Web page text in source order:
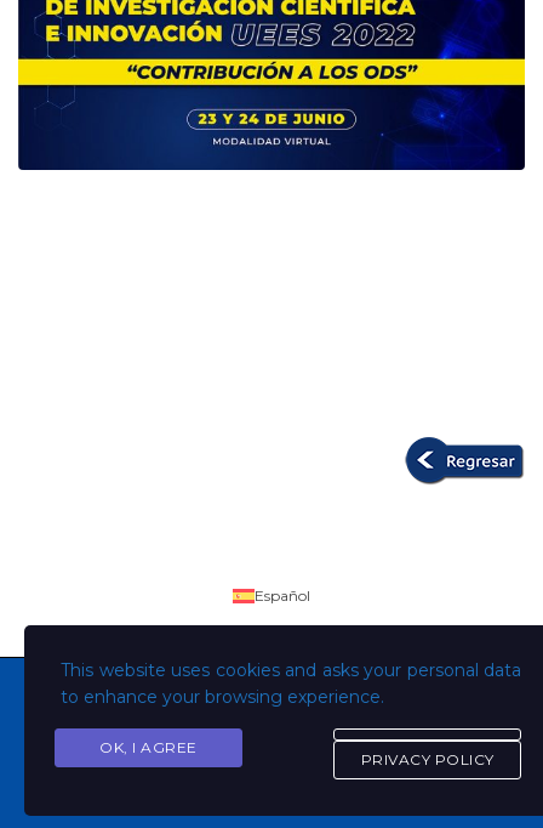
Copyright © Todos los derechos son de la Universidad
This website uses cookies and asks your personal data
to enhance your browsing experience.
OK, I AGREE
PRIVACY POLICY
Español